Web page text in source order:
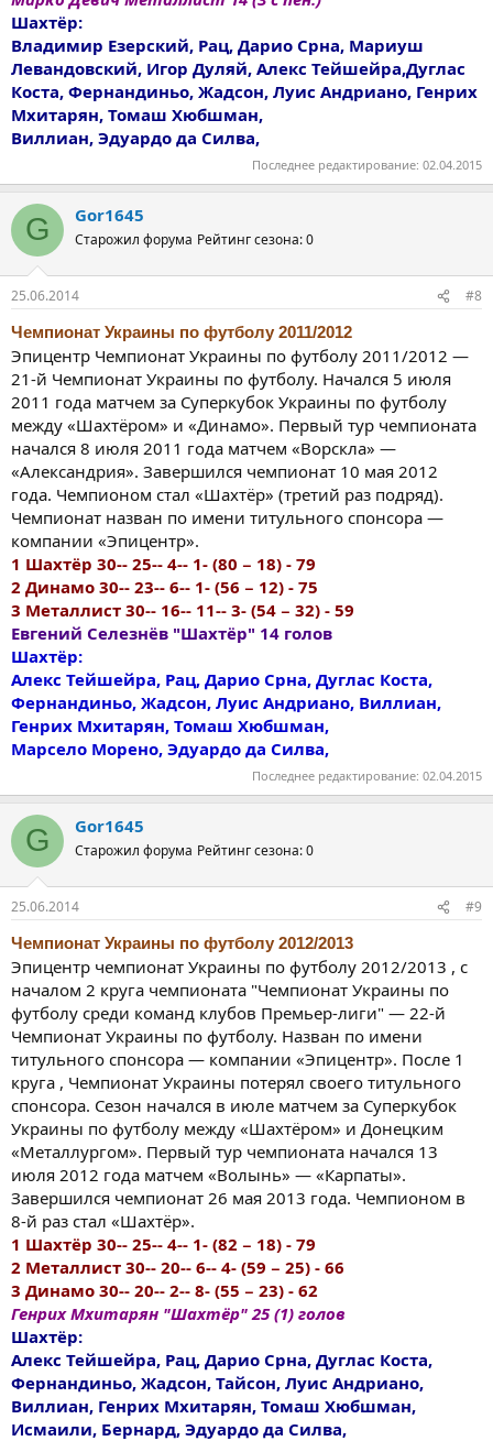
Шахтёр:
Владимир Езерский, Рац, Дарио Срна, Мариуш
Левандовский, Игор Дуляй, Алекс Тейшейра,Дуглас
Коста, Фернандиньо, Жадсон, Луис Андриано, Генрих
Мхитарян, Томаш Хюбшман,
Виллиан, Эдуардо да Силва,
Последнее редактирование: 02.04.2015
G Gor1645
Старожил форума Рейтинг сезона: 0
25.06.2014
#8
Чемпионат Украины по футболу 2011/2012
Эпицентр Чемпионат Украины по футболу 2011/2012 —
21-й Чемпионат Украины по футболу. Начался 5 июля
2011 года матчем за Суперкубок Украины по футболу
между «Шахтёром» и «Динамо». Первый тур чемпионата
начался 8 июля 2011 года матчем «Ворскла» —
«Александрия». Завершился чемпионат 10 мая 2012
года. Чемпионом стал «Шахтёр» (третий раз подряд).
Чемпионат назван по имени титульного спонсора —
компании «Эпицентр».
1 Шахтёр 30-- 25-- 4-- 1- (80 − 18) - 79
2 Динамо 30-- 23-- 6-- 1- (56 − 12) - 75
3 Металлист 30-- 16-- 11-- 3- (54 − 32) - 59
Евгений Селезнёв "Шахтёр" 14 голов
Шахтёр:
Алекс Тейшейра, Рац, Дарио Срна, Дуглас Коста,
Фернандиньо, Жадсон, Луис Андриано, Виллиан,
Генрих Мхитарян, Томаш Хюбшман,
Марсело Морено, Эдуардо да Силва,
Последнее редактирование: 02.04.2015
G Gor1645
Старожил форума Рейтинг сезона: 0
25.06.2014
#9
Чемпионат Украины по футболу 2012/2013
Эпицентр чемпионат Украины по футболу 2012/2013 , с
началом 2 круга чемпионата "Чемпионат Украины по
футболу среди команд клубов Премьер-лиги" — 22-й
Чемпионат Украины по футболу. Назван по имени
титульного спонсора — компании «Эпицентр». После 1
круга , Чемпионат Украины потерял своего титульного
спонсора. Сезон начался в июле матчем за Суперкубок
Украины по футболу между «Шахтёром» и Донецким
«Металлургом». Первый тур чемпионата начался 13
июля 2012 года матчем «Волынь» — «Карпаты».
Завершился чемпионат 26 мая 2013 года. Чемпионом в
8-й раз стал «Шахтёр».
1 Шахтёр 30-- 25-- 4-- 1- (82 − 18) - 79
2 Металлист 30-- 20-- 6-- 4- (59 − 25) - 66
3 Динамо 30-- 20-- 2-- 8- (55 − 23) - 62
Генрих Мхитарян "Шахтёр" 25 (1) голов
Шахтёр:
Алекс Тейшейра, Рац, Дарио Срна, Дуглас Коста,
Фернандиньо, Жадсон, Тайсон, Луис Андриано,
Виллиан, Генрих Мхитарян, Томаш Хюбшман,
Исмаили, Бернард, Эдуардо да Силва,